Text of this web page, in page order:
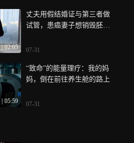
度”
02:05
丈夫用假结婚证与第三者做
试管，患癌妻子想销毁胚胎
07-31
05:59
“致命”的能量理疗：我的妈
妈，倒在前往养生舱的路上
07-31